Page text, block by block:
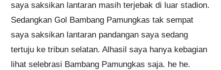
saya saksikan lantaran masih terjebak di luar stadion.
Sedangkan Gol Bambang Pamungkas tak sempat
saya saksikan lantaran pandangan saya sedang
tertuju ke tribun selatan. Alhasil saya hanya kebagian
lihat selebrasi Bambang Pamungkas saja. he he.